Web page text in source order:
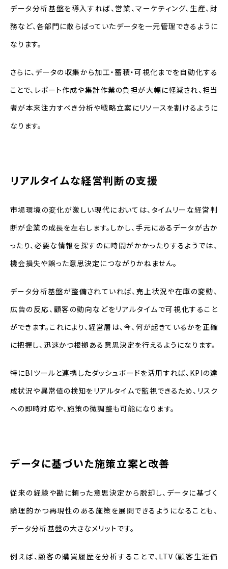
データ分析基盤を導入すれば、営業、マーケティング、生産、財
務など、各部門に散らばっていたデータを一元管理できるように
なります。
さらに、データの収集から加工・蓄積・可視化までを自動化する
ことで、レポート作成や集計作業の負担が大幅に軽減され、担当
者が本来注力すべき分析や戦略立案にリソースを割けるように
なります。
リアルタイムな経営判断の支援
市場環境の変化が激しい現代においては、タイムリーな経営判
断が企業の成長を左右します。しかし、手元にあるデータが古か
ったり、必要な情報を探すのに時間がかかったりするようでは、
機会損失や誤った意思決定につながりかねません。
データ分析基盤が整備されていれば、売上状況や在庫の変動、
広告の反応、顧客の動向などをリアルタイムで可視化すること
ができます。これにより、経営層は、今、何が起きているかを正確
に把握し、迅速かつ根拠ある意思決定を行えるようになります。
特にBIツールと連携したダッシュボードを活用すれば、KPIの達
成状況や異常値の検知をリアルタイムで監視できるため、リスク
への即時対応や、施策の微調整も可能になります。
データに基づいた施策立案と改善
従来の経験や勘に頼った意思決定から脱却し、データに基づく
論理的かつ再現性のある施策を展開できるようになることも、
データ分析基盤の大きなメリットです。
例えば、顧客の購買履歴を分析することで、LTV（顧客生涯価